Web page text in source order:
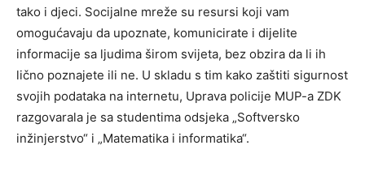
tako i djeci. Socijalne mreže su resursi koji vam
omogućavaju da upoznate, komunicirate i dijelite
informacije sa ljudima širom svijeta, bez obzira da li ih
lično poznajete ili ne. U skladu s tim kako zaštiti sigurnost
svojih podataka na internetu, Uprava policije MUP-a ZDK
razgovarala je sa studentima odsjeka „Softversko
inžinjerstvo“ i „Matematika i informatika“.